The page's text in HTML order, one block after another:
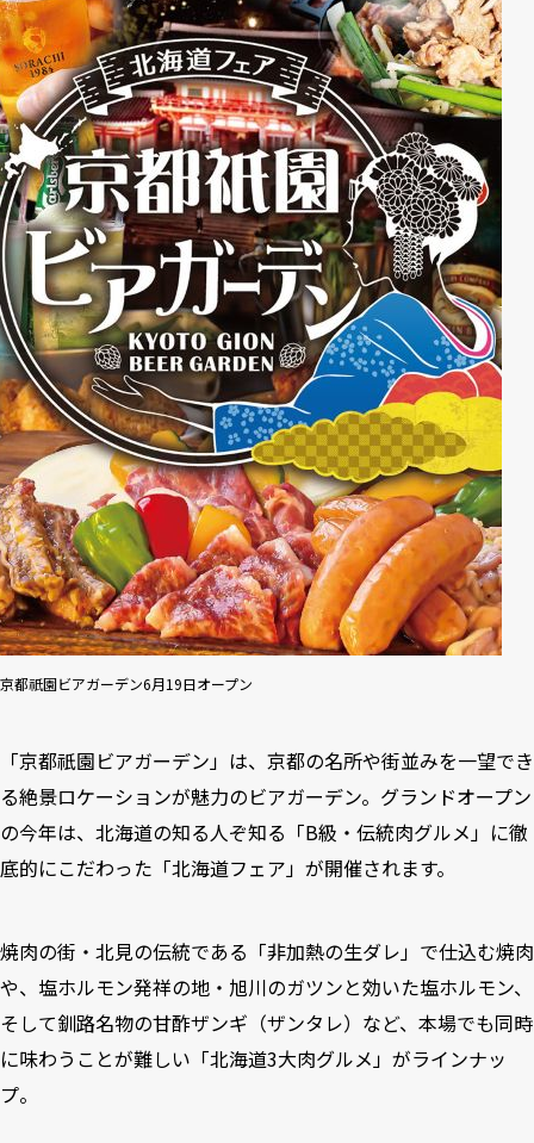
京都祇園ビアガーデン6月19日オープン
「京都祇園ビアガーデン」は、京都の名所や街並みを一望でき
る絶景ロケーションが魅力のビアガーデン。グランドオープン
の今年は、北海道の知る人ぞ知る「B級・伝統肉グルメ」に徹
底的にこだわった「北海道フェア」が開催されます。
焼肉の街・北見の伝統である「非加熱の生ダレ」で仕込む焼肉
や、塩ホルモン発祥の地・旭川のガツンと効いた塩ホルモン、
そして釧路名物の甘酢ザンギ（ザンタレ）など、本場でも同時
に味わうことが難しい「北海道3大肉グルメ」がラインナッ
プ。